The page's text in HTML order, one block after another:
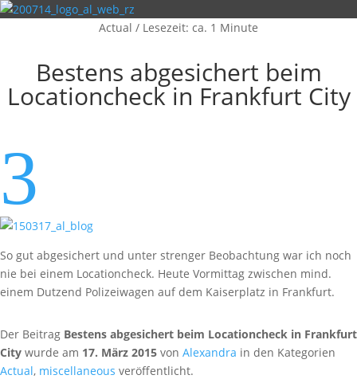
Actual / Lesezeit: ca. 1 Minute
Bestens abgesichert beim
Locationcheck in Frankfurt City
3
So gut abgesichert und unter strenger Beobachtung war ich noch
nie bei einem Locationcheck. Heute Vormittag zwischen mind.
einem Dutzend Polizeiwagen auf dem Kaiserplatz in Frankfurt.
Der Beitrag Bestens abgesichert beim Locationcheck in Frankfurt
City wurde am 17. März 2015 von Alexandra in den Kategorien
Actual, miscellaneous veröffentlicht.